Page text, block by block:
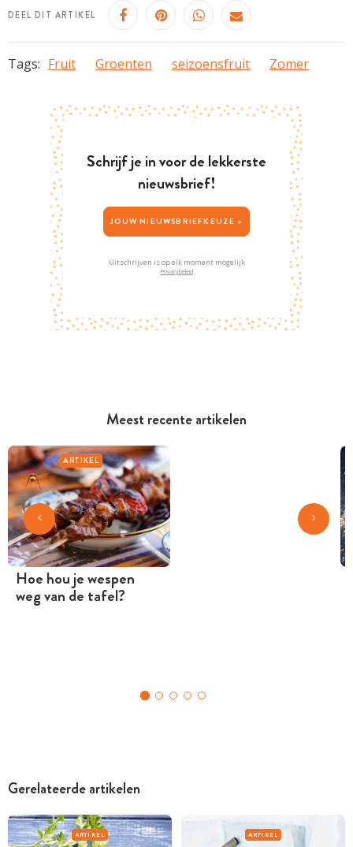
Meest recente artikelen
ARTIKEL
Hoe hou je wespen
weg van de tafel?
DEEL DIT ARTIKEL
Tags: Fruit Groenten seizoensfruit Zomer
Schrijf je in voor de lekkerste
nieuwsbrief!
JOUW NIEUWSBRIEFKEUZE >
Uitschrijven is op elk moment mogelijk
Privacybeleid
Gerelateerde artikelen
ARTIKEL ARTIKEL